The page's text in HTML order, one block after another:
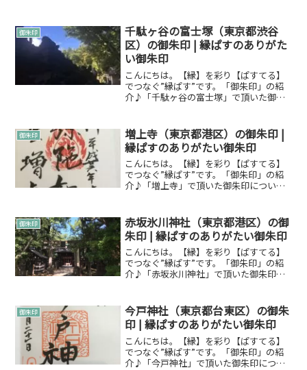
せていただきます。朱印（しゅいん）
は、主に日...
御朱印
千駄ヶ谷の富士塚（東京都渋谷
区）の御朱印 | 縁ぱすのありがた
い御朱印
こんにちは。【縁】を彩り【ぱすてる】
でつなぐ”縁ぱす”です。「御朱印」の紹
介♪「千駄ヶ谷の富士塚」で頂いた御朱
ていただきます。朱印（しゅいん）は、
主に日本の寺...
御朱印
増上寺（東京都港区）の御朱印 |
縁ぱすのありがたい御朱印
こんにちは。【縁】を彩り【ぱすてる】
でつなぐ”縁ぱす”です。「御朱印」の紹
介♪「増上寺」で頂いた御朱印について
ます。朱印（しゅいん）は、主に日本の
寺院や神社において...
御朱印
赤坂氷川神社（東京都港区）の御
朱印 | 縁ぱすのありがたい御朱印
こんにちは。【縁】を彩り【ぱすてる】
でつなぐ”縁ぱす”です。「御朱印」の紹
介♪「赤坂氷川神社」で頂いた御朱印に
ただきます。朱印（しゅいん）は、主に
日本の寺院や...
御朱印
今戸神社（東京都台東区）の御朱
印 | 縁ぱすのありがたい御朱印
こんにちは。【縁】を彩り【ぱすてる】
でつなぐ”縁ぱす”です。「御朱印」の紹
介♪「今戸神社」で頂いた御朱印につい